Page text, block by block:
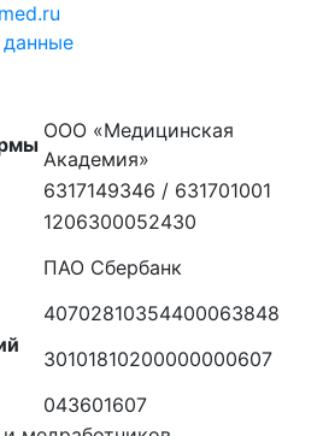
данные
ООО «Медицинская
Академия»
6317149346 / 631701001
1206300052430
ПАО Сбербанк
40702810354400063848
30101810200000000607
043601607